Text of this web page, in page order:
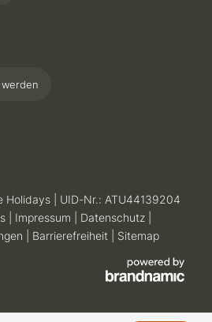
Holidays
UID-Nr.: ATU44139204
Impressum Datenschutz
Barrierefreiheit Sitemap